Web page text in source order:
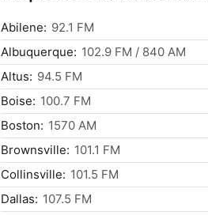
Abilene: 92.1 FM
Albuquerque: 102.9 FM / 840 AM
Altus: 94.5 FM
Boise: 100.7 FM
Boston: 1570 AM
Brownsville: 101.1 FM
Collinsville: 101.5 FM
Dallas: 107.5 FM